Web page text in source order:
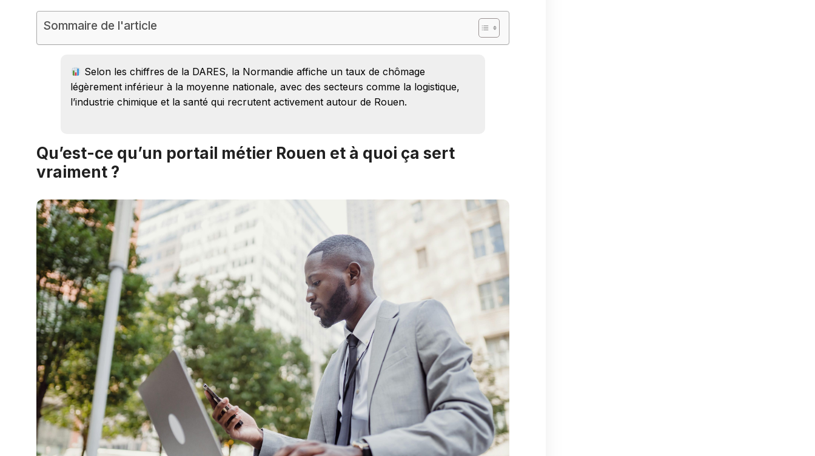
Sommaire de l'article
Selon les chiffres de la DARES, la Normandie affiche un taux de chômage
légèrement inférieur à la moyenne nationale, avec des secteurs comme la logistique,
l’industrie chimique et la santé qui recrutent activement autour de Rouen.
Qu’est-ce qu’un portail métier Rouen et à quoi ça sert
vraiment ?